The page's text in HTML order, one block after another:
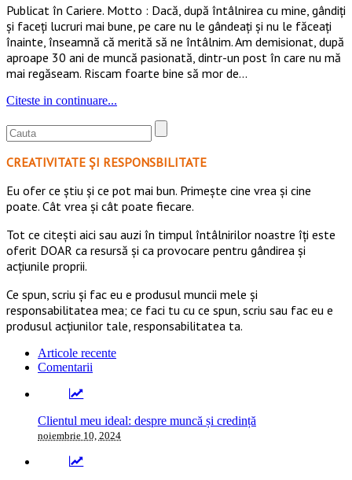
Publicat în Cariere. Motto : Dacă, după întâlnirea cu mine, gândiţi
şi faceţi lucruri mai bune, pe care nu le gândeaţi şi nu le făceaţi
înainte, înseamnă că merită să ne întâlnim. Am demisionat, după
aproape 30 ani de muncă pasionată, dintr-un post în care nu mă
mai regăseam. Riscam foarte bine să mor de…
Citeste in continuare...
CREATIVITATE ȘI RESPONSBILITATE
Eu ofer ce ştiu şi ce pot mai bun. Primeşte cine vrea şi cine
poate. Cât vrea şi cât poate fiecare.
Tot ce citești aici sau auzi în timpul întâlnirilor noastre îți este
oferit DOAR ca resursă şi ca provocare pentru gândirea și
acţiunile proprii.
Ce spun, scriu și fac eu e produsul muncii mele și
responsabilitatea mea; ce faci tu cu ce spun, scriu sau fac eu e
produsul acțiunilor tale, responsabilitatea ta.
Articole recente
Comentarii
Clientul meu ideal: despre muncă și credință
noiembrie 10, 2024